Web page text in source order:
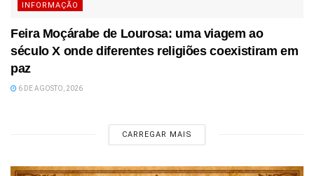
INFORMAÇÃO
Feira Moçárabe de Lourosa: uma viagem ao
século X onde diferentes religiões coexistiram em
paz
6 DE AGOSTO, 2026
CARREGAR MAIS